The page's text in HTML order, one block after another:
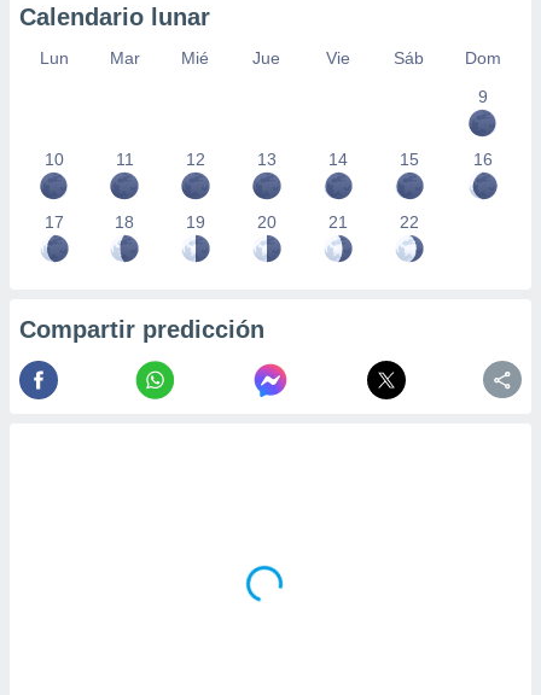
Calendario lunar
Lun Mar Mié Jue Vie Sáb
Dom
9
10 11 12 13 14 15 16
17 18 19 20 21 22
Compartir predicción